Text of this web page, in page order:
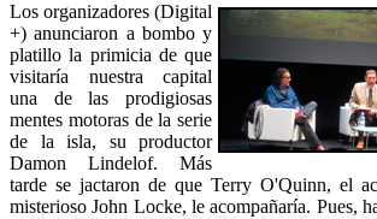
Los organizadores (Digital
+) anunciaron a bombo y
platillo la primicia de que
visitaría nuestra capital
una de las prodigiosas
mentes motoras de la serie
de la isla, su productor
Damon Lindelof. Más
tarde se jactaron de que Terry O'Quinn, el
misterioso John Locke, le acompañaría. Pues,